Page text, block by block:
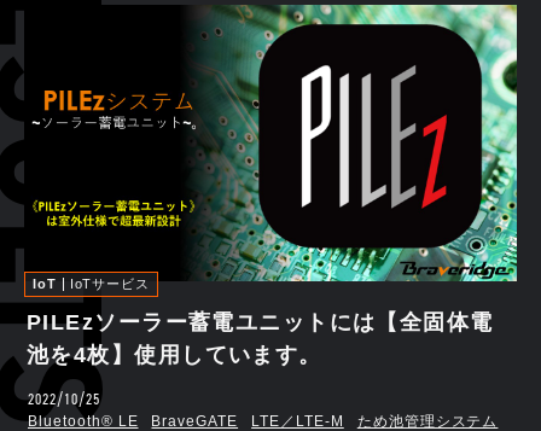
IoT IoTサービス
PILEzソーラー蓄電ユニットには【全固体電
池を4枚】使用しています。
2022/10/25
Bluetooth®︎ LE BraveGATE LTE／LTE-M
ため池管理システム